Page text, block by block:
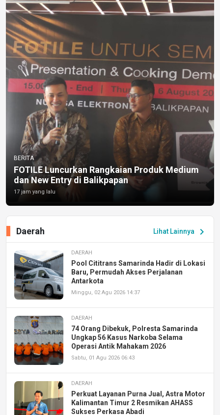
BERITA
FOTILE Luncurkan Rangkaian Produk Medium
dan New Entry di Balikpapan
17 jam yang lalu
Lihat Lainnya chevron_right
Daerah
DAERAH
Pool Cititrans Samarinda Hadir di Lokasi
Baru, Permudah Akses Perjalanan
Antarkota
Minggu, 02 Agu 2026 14:37
DAERAH
74 Orang Dibekuk, Polresta Samarinda
Ungkap 56 Kasus Narkoba Selama
Operasi Antik Mahakam 2026
Sabtu, 01 Agu 2026 06:43
DAERAH
Perkuat Layanan Purna Jual, Astra Motor
Kalimantan Timur 2 Resmikan AHASS
Sukses Perkasa Abadi